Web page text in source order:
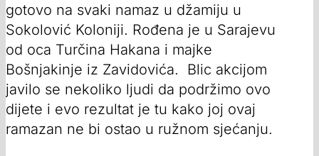
gotovo na svaki namaz u džamiju u
Sokolović Koloniji. Rođena je u Sarajevu
od oca Turčina Hakana i majke
Bošnjakinje iz Zavidovića. Blic akcijom
javilo se nekoliko ljudi da podržimo ovo
dijete i evo rezultat je tu kako joj ovaj
ramazan ne bi ostao u ružnom sjećanju.